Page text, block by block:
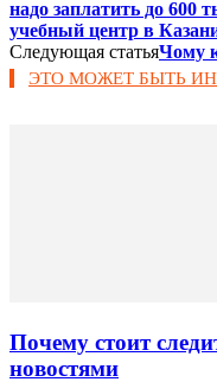
надо заплатить до
учебный центр в
Следующая статьяЧому
ЭТО МОЖЕТ БЫТЬ
Почему стоит
новостями